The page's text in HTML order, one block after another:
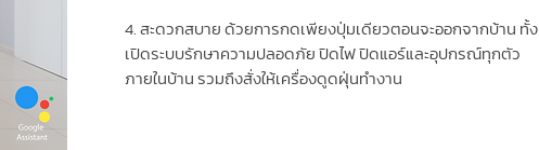
4. สะดวกสบาย ด้วยการกดเพียงปุ่มเดียวตอนจะออกจากบ้าน ทั้ง
เปิดระบบรักษาความปลอดภัย ปิดไฟ ปิดแอร์และอุปกรณ์ทุกตัว
ภายในบ้าน รวมถึงสั่งให้เครื่องดูดฝุ่นทำงาน